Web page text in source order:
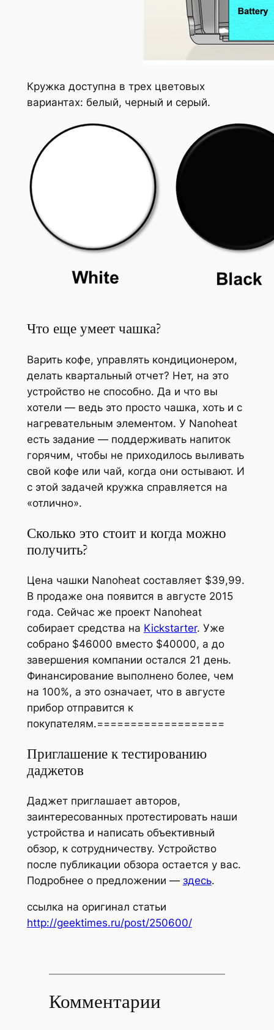
Кружка доступна в трех цветовых
вариантах: белый, черный и серый.
Что еще умеет чашка?
Варить кофе, управлять кондиционером,
делать квартальный отчет? Нет, на это
устройство не способно. Да и что вы
хотели — ведь это просто чашка, хоть и с
нагревательным элементом. У Nanoheat
есть задание — поддерживать напиток
горячим, чтобы не приходилось выливать
свой кофе или чай, когда они остывают. И
с этой задачей кружка справляется на
«отлично».
Сколько это стоит и когда можно
получить?
Цена чашки Nanoheat составляет $39,99.
В продаже она появится в августе 2015
года. Сейчас же проект Nanoheat
собирает средства на Kickstarter. Уже
собрано $46000 вместо $40000, а до
завершения компании остался 21 день.
Финансирование выполнено более, чем
на 100%, а это означает, что в августе
прибор отправится к
покупателям.===================
Приглашение к тестированию
даджетов
Даджет приглашает авторов,
заинтересованных протестировать наши
устройства и написать объективный
обзор, к сотрудничеству. Устройство
после публикации обзора остается у вас.
Подробнее о предложении — здесь.
ссылка на оригинал статьи
http://geektimes.ru/post/250600/
Комментарии